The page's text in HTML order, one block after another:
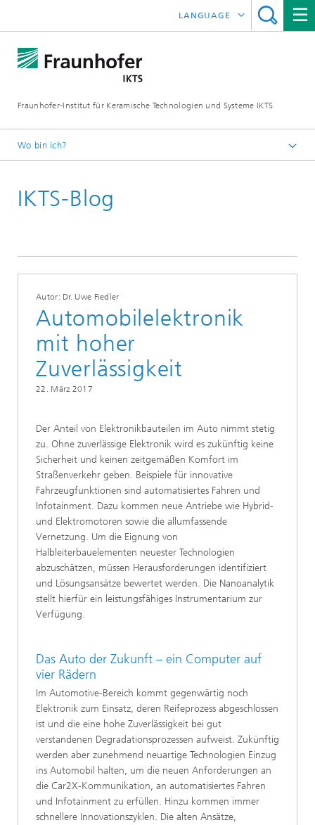
Fraunhofer-Institut für Keramische Technologien und Systeme IKTS
LANGUAGE
ČESKÝ
Wo bin ich?
Blog
IKTS-Blog
Autor: Dr. Uwe Fiedler
Automobilelektronik
mit hoher
Zuverlässigkeit
22. März 2017
Der Anteil von Elektronikbauteilen im Auto nimmt stetig
zu. Ohne zuverlässige Elektronik wird es zukünftig keine
Sicherheit und keinen zeitgemäßen Komfort im
Straßenverkehr geben. Beispiele für innovative
Fahrzeugfunktionen sind automatisiertes Fahren und
Infotainment. Dazu kommen neue Antriebe wie Hybrid-
und Elektromotoren sowie die allumfassende
Vernetzung. Um die Eignung von
Halbleiterbauelementen neuester Technologien
abzuschätzen, müssen Herausforderungen identifiziert
und Lösungsansätze bewertet werden. Die Nanoanalytik
stellt hierfür ein leistungsfähiges Instrumentarium zur
Verfügung.
Das Auto der Zukunft – ein Computer auf
vier Rädern
Im Automotive-Bereich kommt gegenwärtig noch
Elektronik zum Einsatz, deren Reifeprozess abgeschlossen
ist und die eine hohe Zuverlässigkeit bei gut
verstandenen Degradationsprozessen aufweist. Zukünftig
werden aber zunehmend neuartige Technologien Einzug
ins Automobil halten, um die neuen Anforderungen an
die Car2X-Kommunikation, an automatisiertes Fahren
und Infotainment zu erfüllen. Hinzu kommen immer
schnellere Innovationszyklen. Die alten Ansätze,